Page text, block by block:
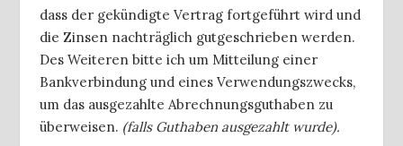
dass der gekündigte Vertrag fortgeführt wird und
die Zinsen nachträglich gutgeschrieben werden.
Des Weiteren bitte ich um Mitteilung einer
Bankverbindung und eines Verwendungszwecks,
um das ausgezahlte Abrechnungsguthaben zu
überweisen. (falls Guthaben ausgezahlt wurde).